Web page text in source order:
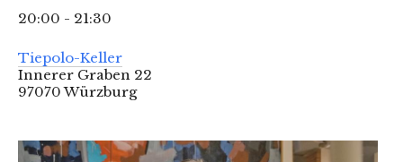
20:00 - 21:30
Tiepolo-Keller
Innerer Graben 22
97070 Würzburg